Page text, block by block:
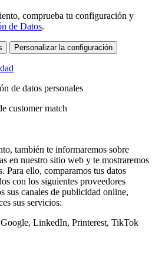
comprueba tu configuración y
de Datos.
Personalizar la configuración
de datos personales
customer match
también te informaremos sobre
en nuestro sitio web y te mostraremos
Para ello, comparamos tus datos
con los siguientes proveedores
sus canales de publicidad online,
sus servicios:
LinkedIn, Printerest, TikTok